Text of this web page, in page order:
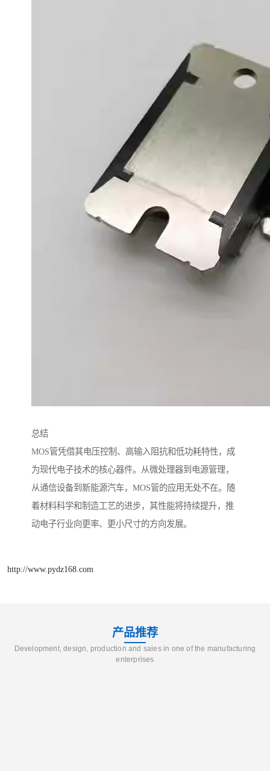
总结
MOS管凭借其电压控制、高输入阻抗和低功耗特性，成
为现代电子技术的核心器件。从微处理器到电源管理，
从通信设备到新能源汽车，MOS管的应用无处不在。随
着材料科学和制造工艺的进步，其性能将持续提升，推
动电子行业向更率、更小尺寸的方向发展。
http://www.pydz168.com
产品推荐
Development, design, production and sales in one of the manufacturing
enterprises